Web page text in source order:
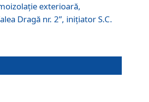
exterioară,
Dragă nr. 2”, iniţiator S.C.